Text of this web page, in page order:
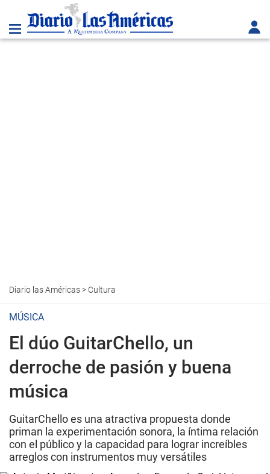
Diario las Américas> Cultura
MÚSICA
El dúo GuitarChello, un
derroche de pasión y buena
música
GuitarChello es una atractiva propuesta donde
priman la experimentación sonora, la íntima relación
con el público y la capacidad para lograr increíbles
arreglos con instrumentos muy versátiles